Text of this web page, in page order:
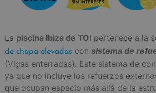
La piscina Ibiza de TOI pertenece a la
de chapa elevadas con sistema de
(Vigas enterradas). Este sistema de
ya que no incluye los refuerzos
que ocupan espacio más allá de la